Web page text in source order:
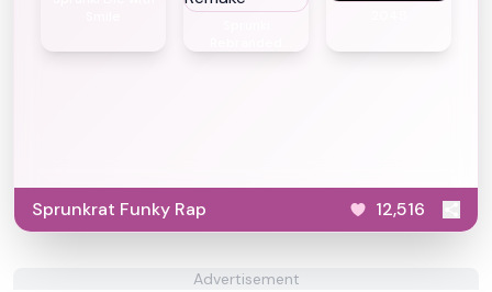
Sprunkrat Funky Rap 12,516
Advertisement